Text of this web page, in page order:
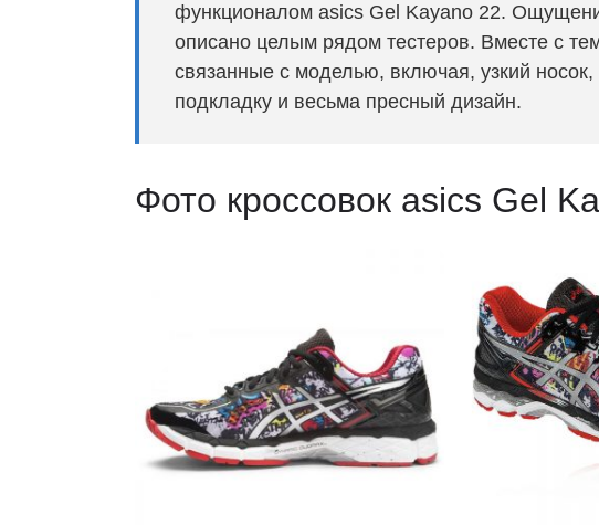
функционалом asics Gel Kayano 22.
описано целым рядом тестеров. Вместе с
связанные с моделью, включая, узкий
подкладку и весьма пресный дизайн.
Фото кроссовок asics Gel